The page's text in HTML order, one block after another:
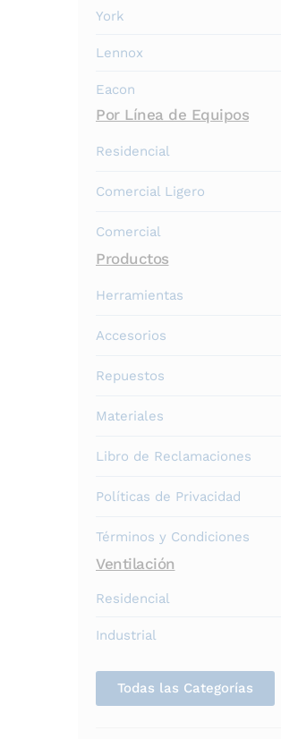
York
Lennox
Eacon
Por Línea de Equipos
Residencial
Comercial Ligero
Comercial
Productos
Herramientas
Accesorios
Repuestos
Materiales
Libro de Reclamaciones
Políticas de Privacidad
Términos y Condiciones
Ventilación
Residencial
Industrial
Todas las Categorías